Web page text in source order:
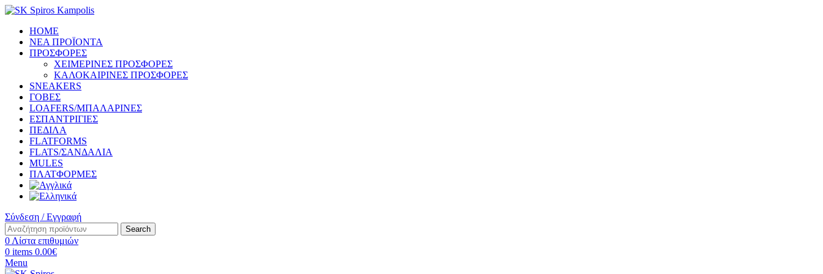
HOME
ΝΕΑ ΠΡΟΪΟΝΤΑ
ΠΡΟΣΦΟΡΕΣ
ΧΕΙΜΕΡΙΝΕΣ ΠΡΟΣΦΟΡΕΣ
ΚΑΛΟΚΑΙΡΙΝΕΣ ΠΡΟΣΦΟΡΕΣ
SNEAKERS
ΓΟΒΕΣ
LOAFERS/ΜΠΑΛΑΡΙΝΕΣ
ΕΣΠΑΝΤΡΙΓΙΕΣ
ΠΕΔΙΛΑ
FLATFORMS
FLATS/ΣΑΝΔΑΛΙΑ
MULES
ΠΛΑΤΦΟΡΜΕΣ
Σύνδεση / Εγγραφή
Search
0 Λίστα επιθυμιών
0 items 0.00€
Menu